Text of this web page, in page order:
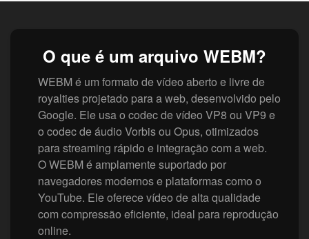
O que é um arquivo WEBM?
WEBM é um formato de vídeo aberto e livre de
royalties projetado para a web, desenvolvido pelo
Google. Ele usa o codec de vídeo VP8 ou VP9 e
o codec de áudio Vorbis ou Opus, otimizados
para streaming rápido e integração com a web.
O WEBM é amplamente suportado por
navegadores modernos e plataformas como o
YouTube. Ele oferece vídeo de alta qualidade
com compressão eficiente, ideal para reprodução
online.